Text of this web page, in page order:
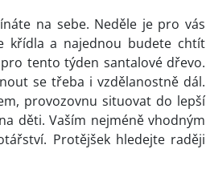
na sebe. Neděle je pro vás
křídla a najednou budete chtít
tento týden santalové dřevo.
se třeba i vzdělanostně dál.
provozovnu situovat do lepší
děti. Vaším nejméně vhodným
Protějšek hledejte raději